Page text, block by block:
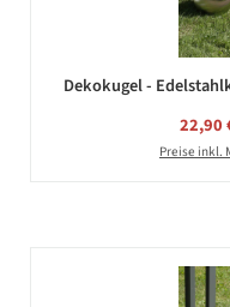
Dekokugel -
22,90
Preise inkl.